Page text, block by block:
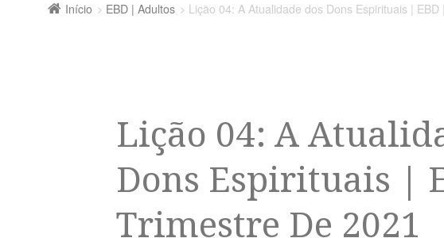
Início EBD | Adultos Lição 04: A Atualidade dos Dons Espirituais | EBD
Lição 04: A
Dons Espirituais |
Trimestre De 2021